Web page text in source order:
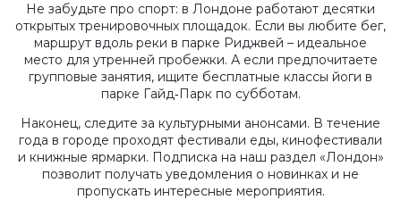
Не забудьте про спорт: в Лондоне работают десятки
открытых тренировочных площадок. Если вы любите бег,
маршрут вдоль реки в парке Риджвей – идеальное
место для утренней пробежки. А если предпочитаете
групповые занятия, ищите бесплатные классы йоги в
парке Гайд‑Парк по субботам.
Наконец, следите за культурными анонсами. В течение
года в городе проходят фестивали еды, кинофестивали
и книжные ярмарки. Подписка на наш раздел «Лондон»
позволит получать уведомления о новинках и не
пропускать интересные мероприятия.